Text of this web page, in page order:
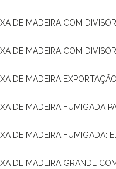
DE MADEIRA COM
DE MADEIRA COM
DE MADEIRA
DE MADEIRA FUMIGADA
DE MADEIRA FUMIGADA:
DE MADEIRA GRANDE